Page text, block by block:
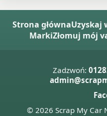
Strona głównaUzyskaj
MarkiZłomuj mój
Zadzwoń:
© 2026 Scrap My Car